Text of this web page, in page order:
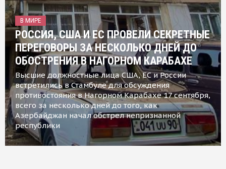
В МИРЕ
РОССИЯ, США И ЕС ПРОВЕЛИ СЕКРЕТНЫЕ
ПЕРЕГОВОРЫ ЗА НЕСКОЛЬКО ДНЕЙ ДО
ОБОСТРЕНИЯ В НАГОРНОМ КАРАБАХЕ
Высшие должностные лица США, ЕС и России
встретились в Стамбуле для обсуждения
противостояния в Нагорном Карабахе 17 сентября,
всего за несколько дней до того, как
Азербайджан начал обстрел непризнанной
республики